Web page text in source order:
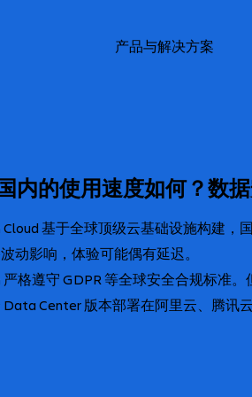
产品与解决方案
内的使用速度如何？数
基于全球顶级云基础设施构建
动影响，体验可能偶有延迟。
格遵守 GDPR 等全球安全合规标准
Center 版本部署在阿里云、腾讯